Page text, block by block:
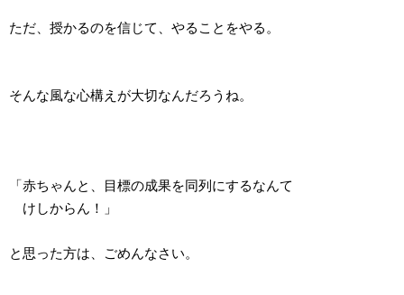
ただ、授かるのを信じて、やることをやる。
そんな風な心構えが大切なんだろうね。
「赤ちゃんと、目標の成果を同列にするなんて
けしからん！」
と思った方は、ごめんなさい。